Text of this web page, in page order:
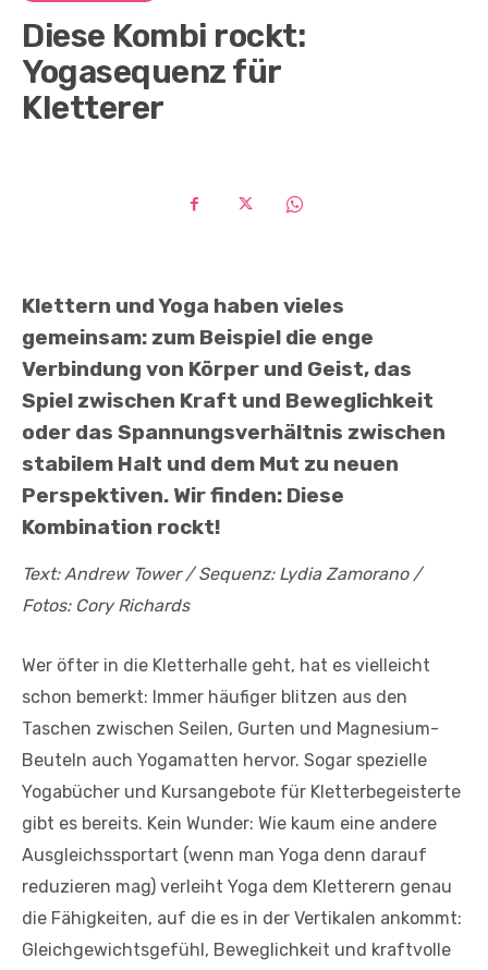
Diese Kombi rockt:
Yogasequenz für
Kletterer
Klettern und Yoga haben vieles
gemeinsam: zum Beispiel die enge
Verbindung von Körper und Geist, das
Spiel zwischen Kraft und Beweglichkeit
oder das Spannungsverhältnis zwischen
stabilem Halt und dem Mut zu neuen
Perspektiven. Wir finden: Diese
Kombination rockt!
Text: Andrew Tower / Sequenz: Lydia Zamorano /
Fotos: Cory Richards
Wer öfter in die Kletterhalle geht, hat es vielleicht
schon bemerkt: Immer häufiger blitzen aus den
Taschen zwischen Seilen, Gurten und Magnesium-
Beuteln auch Yogamatten hervor. Sogar spezielle
Yogabücher und Kursangebote für Kletterbegeisterte
gibt es bereits. Kein Wunder: Wie kaum eine andere
Ausgleichssportart (wenn man Yoga denn darauf
reduzieren mag) verleiht Yoga dem Kletterern genau
die Fähigkeiten, auf die es in der Vertikalen ankommt:
Gleichgewichtsgefühl, Beweglichkeit und kraftvolle